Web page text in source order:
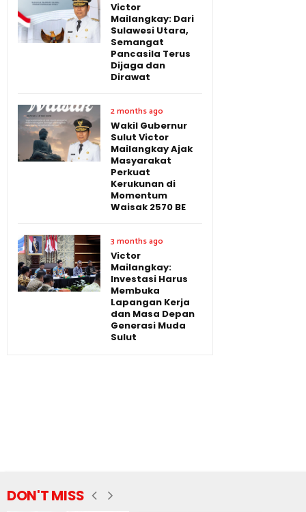
Victor
Mailangkay: Dari
Sulawesi Utara,
Semangat
Pancasila Terus
Dijaga dan
Dirawat
2 months ago
Wakil Gubernur
Sulut Victor
Mailangkay Ajak
Masyarakat
Perkuat
Kerukunan di
Momentum
Waisak 2570 BE
3 months ago
Victor
Mailangkay:
Investasi Harus
Membuka
Lapangan Kerja
dan Masa Depan
Generasi Muda
Sulut
DON'T MISS